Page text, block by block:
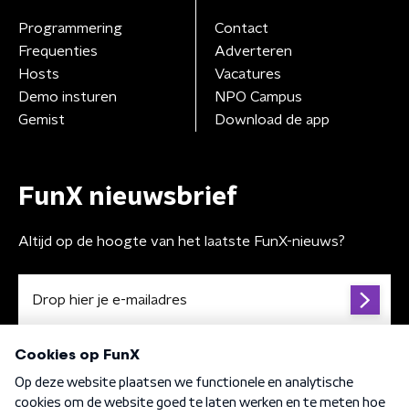
Programmering
Frequenties
Hosts
Demo insturen
Gemist
Contact
Adverteren
Vacatures
NPO Campus
Download de app
FunX nieuwsbrief
Altijd op de hoogte van het laatste FunX-nieuws?